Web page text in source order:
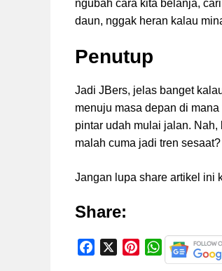
ngubah cara kita belanja,
daun, nggak heran kalau
Penutup
Jadi JBers, jelas banget
menuju masa depan di
pintar udah mulai jalan.
malah cuma jadi tren sesaat?
Jangan lupa share artikel ini
Share:
W
h